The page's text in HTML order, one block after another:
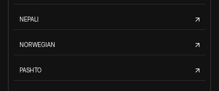
NEPALI
NORWEGIAN
PASHTO